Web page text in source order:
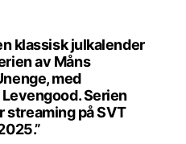
klassisk julkalender
av Måns
med
Serien
streaming på SVT